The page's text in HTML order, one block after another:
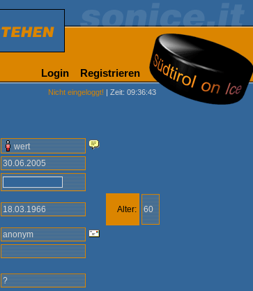
Login Registrieren
Nicht eingeloggt! | Zeit: 09:36:43
wert
30.06.2005
18.03.1966 Alter: 60
anonym
?